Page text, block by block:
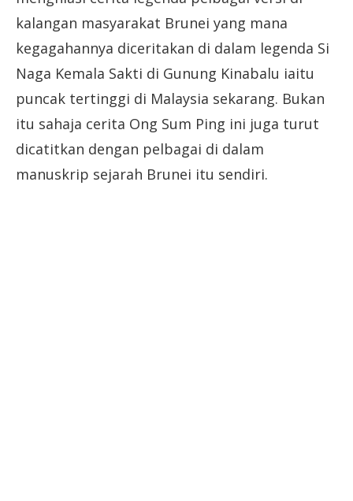
kalangan masyarakat Brunei yang mana
kegagahannya diceritakan di dalam legenda Si
Naga Kemala Sakti di Gunung Kinabalu iaitu
puncak tertinggi di Malaysia sekarang. Bukan
itu sahaja cerita Ong Sum Ping ini juga turut
dicatitkan dengan pelbagai di dalam
manuskrip sejarah Brunei itu sendiri.